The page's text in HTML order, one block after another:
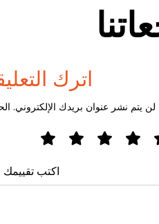
اترك
لن يتم نشر عنوان بريدك الإلكتروني.
اكتب تقييمك